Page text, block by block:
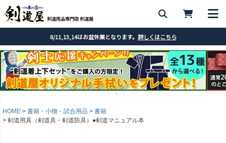
剣道用品専門店 剣道屋
8/11,13,14はお盆休業となります。 詳しくはこちら
HOME 書籍・小物・試合用品
書籍
剣道用具（剣道具・剣道防具）●剣道マニュアル本